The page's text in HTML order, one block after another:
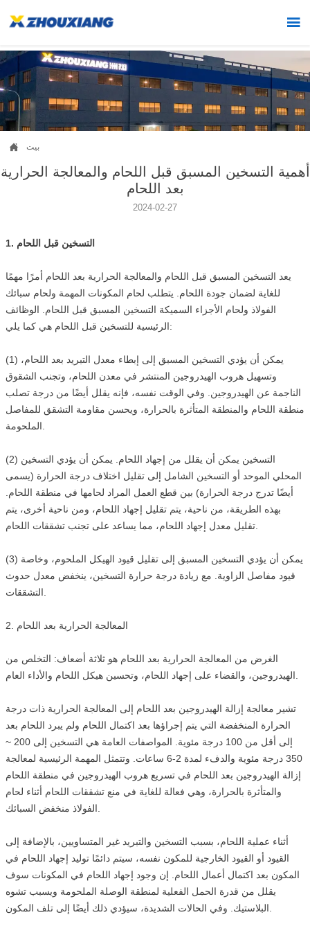

 بيت
أهمية التسخين المسبق قبل اللحام والمعالجة الحرارية
بعد اللحام
2024-02-27
1. التسخين قبل اللحام
يعد التسخين المسبق قبل اللحام والمعالجة الحرارية بعد اللحام أمرًا مهمًا
للغاية لضمان جودة اللحام. يتطلب لحام المكونات المهمة ولحام سبائك
الفولاذ ولحام الأجزاء السميكة التسخين المسبق قبل اللحام. الوظائف
الرئيسية للتسخين قبل اللحام هي كما يلي:
(1) يمكن أن يؤدي التسخين المسبق إلى إبطاء معدل التبريد بعد اللحام،
وتسهيل هروب الهيدروجين المنتشر في معدن اللحام، وتجنب الشقوق
الناجمة عن الهيدروجين. وفي الوقت نفسه، فإنه يقلل أيضًا من درجة تصلب
منطقة اللحام والمنطقة المتأثرة بالحرارة، ويحسن مقاومة التشقق للمفاصل
(2) التسخين يمكن أن يقلل من إجهاد اللحام. يمكن أن يؤدي التسخين
المحلي الموحد أو التسخين الشامل إلى تقليل اختلاف درجة الحرارة (يسمى
أيضًا تدرج درجة الحرارة) بين قطع العمل المراد لحامها في منطقة اللحام.
بهذه الطريقة، من ناحية، يتم تقليل إجهاد اللحام، ومن ناحية أخرى، يتم
(3) يمكن أن يؤدي التسخين المسبق إلى تقليل قيود الهيكل الملحوم، وخاصة
قيود مفاصل الزاوية. مع زيادة درجة حرارة التسخين، ينخفض معدل حدوث
2. المعالجة الحرارية بعد اللحام
الغرض من المعالجة الحرارية بعد اللحام هو ثلاثة أضعاف: التخلص من
تشير معالجة إزالة الهيدروجين بعد اللحام إلى المعالجة الحرارية ذات درجة
الحرارة المنخفضة التي يتم إجراؤها بعد اكتمال اللحام ولم يبرد اللحام بعد
إلى أقل من 100 درجة مئوية. المواصفات العامة هي التسخين إلى 200 ~
350 درجة مئوية والدفء لمدة 2-6 ساعات. وتتمثل المهمة الرئيسية لمعالجة
إزالة الهيدروجين بعد اللحام في تسريع هروب الهيدروجين في منطقة اللحام
والمتأثرة بالحرارة، وهي فعالة للغاية في منع تشققات اللحام أثناء لحام
أثناء عملية اللحام، بسبب التسخين والتبريد غير المتساويين، بالإضافة إلى
القيود أو القيود الخارجية للمكون نفسه، سيتم دائمًا توليد إجهاد اللحام في
المكون بعد اكتمال أعمال اللحام. إن وجود إجهاد اللحام في المكونات سوف
يقلل من قدرة الحمل الفعلية لمنطقة الوصلة الملحومة ويسبب تشوه